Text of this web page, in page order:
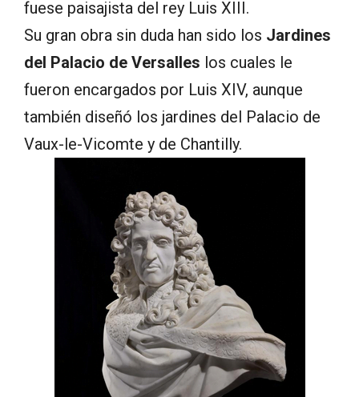
fuese paisajista del rey Luis XIII.
Su gran obra sin duda han sido los Jardines
del Palacio de Versalles los cuales le
fueron encargados por Luis XIV, aunque
también diseñó los jardines del Palacio de
Vaux-le-Vicomte y de Chantilly.